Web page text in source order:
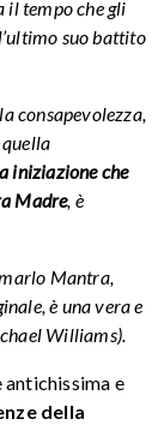
il tempo che gli
suo battito
consapevolezza,
quella
iniziazione che
Madre, è
Mantra,
è una vera e
Williams).
e
della